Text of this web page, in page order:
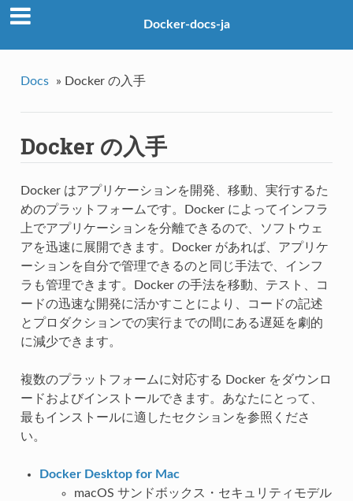
Docker-docs-ja
Docs » Docker の入手
Docker の入手
Docker はアプリケーションを開発、移動、実行するた
めのプラットフォームです。Docker によってインフラ
上でアプリケーションを分離できるので、ソフトウェ
アを迅速に展開できます。Docker があれば、アプリケ
ーションを自分で管理できるのと同じ手法で、インフ
ラも管理できます。Docker の手法を移動、テスト、コ
ードの迅速な開発に活かすことにより、コードの記述
とプロダクションでの実行までの間にある遅延を劇的
に減少できます。
複数のプラットフォームに対応する Docker をダウンロ
ードおよびインストールできます。あなたにとって、
最もインストールに適したセクションを参照くださ
い。
Docker Desktop for Mac
macOS サンドボックス・セキュリティモデル